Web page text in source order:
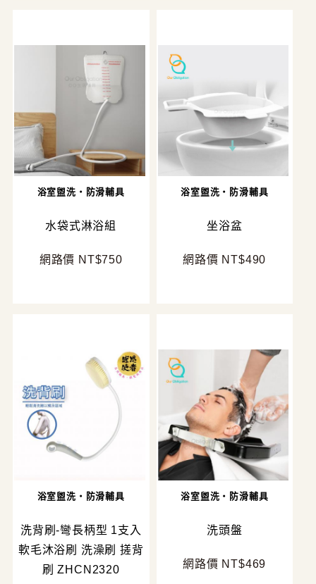
浴室盥洗・防滑輔具
水袋式淋浴組
網路價 NT$750
浴室盥洗・防滑輔具
坐浴盆
網路價 NT$490
浴室盥洗・防滑輔具
洗背刷-彎長柄型 1支入
軟毛沐浴刷 洗澡刷 搓背
刷 ZHCN2320
浴室盥洗・防滑輔具
洗頭盤
網路價 NT$469